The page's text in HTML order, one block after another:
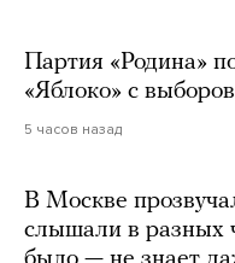
Партия «Родина»
«Яблоко» с
5 часов назад
В Москве
слышали в разных